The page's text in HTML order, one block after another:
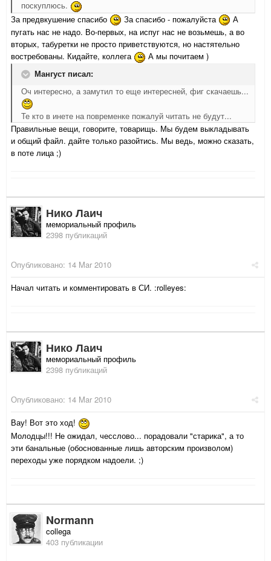
поскуплюсь.
За предвкушение спасибо
За спасибо - пожалуйста
А
пугать нас не надо. Во-первых, на испуг нас не возьмешь, а во
вторых, табуретки не просто приветствуются, но настятельно
востребованы. Кидайте, коллега
А мы почитаем )
Мангуст писал:
Оч интересно, а замутил то еще интересней, фиг скачаешь...
Те кто в инете на повременке пожалуй читать не будут...
Правильные вещи, говорите, товарищь. Мы будем выкладывать
и общий файл. дайте только разойтись. Мы ведь, можно сказать,
в поте лица ;)
Нико Лаич
мемориальный профиль
2398 публикаций
Опубликовано: 14 Mar 2010
Начал читать и комментировать в СИ. :rolleyes:
Нико Лаич
мемориальный профиль
2398 публикаций
Опубликовано: 14 Mar 2010
Вау! Вот это ход!
Молодцы!!! Не ожидал, чесслово... порадовали "старика", а то
эти банальные (обоснованные лишь авторским произволом)
переходы уже порядком надоели. ;)
Normann
collega
403 публикации